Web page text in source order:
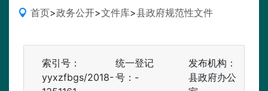
首页>政务公开>文件库>县政府规范性文件
索引号：
yyxzfbgs/2018-
统一登记
号：-
发布机构：
县政府办公